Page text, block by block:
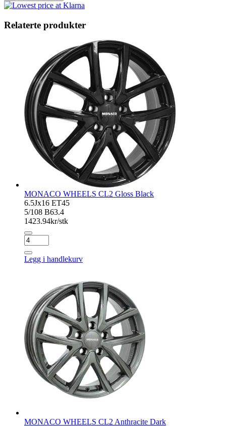
Relaterte produkter
MONACO WHEELS CL2 Gloss Black
6.5Jx16 ET45
5/108 B63.4
1423.94kr/stk
MONACO
WHEELS
CL2
Gloss
Legg i handlekurv
MONACO WHEELS CL2 Anthracite Dark